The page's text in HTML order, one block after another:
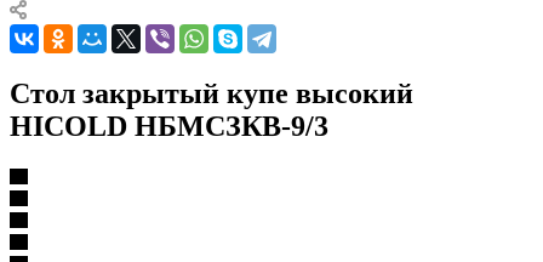
Стол закрытый купе высокий
HICOLD НБМСЗКВ-9/3